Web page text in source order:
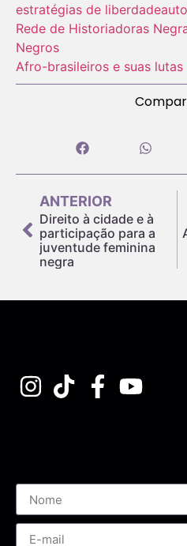
estratégias de liberdade
Rede de Historiadoras
Negros
Afro-brasileiros e suas lutas
ANTERIOR
Direito à cidade e à
participação para a
juventude feminina
negra